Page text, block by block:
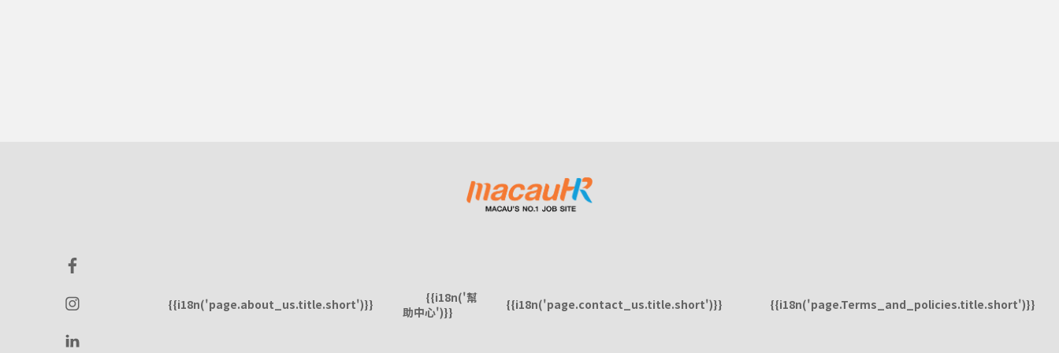
{{i18n('page.about_us.title.short')}}
{{i18n('幫
助中心')}}
{{i18n('page.contact_us.title.short')}} {{i18n('page.Terms_and_policies.title.short')}}